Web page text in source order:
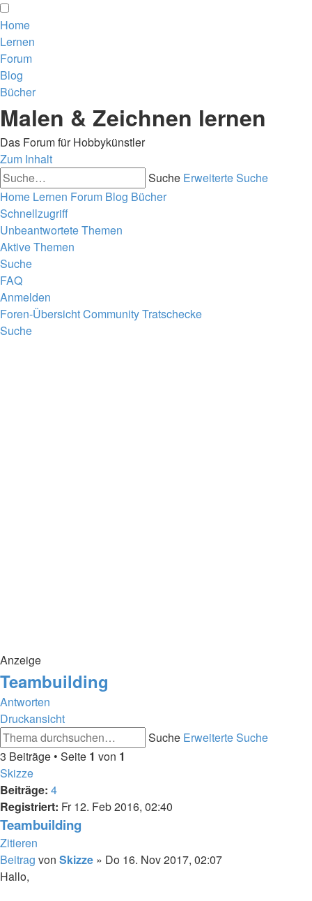
Home
Lernen
Forum
Blog
Bücher
Malen & Zeichnen lernen
Das Forum für Hobbykünstler
Zum Inhalt
Suche Erweiterte Suche
Home Lernen Forum Blog Bücher
Schnellzugriff
Unbeantwortete Themen
Aktive Themen
Suche
FAQ
Anmelden
Foren-ÜbersichtCommunityTratschecke
Suche
Anzeige
Teambuilding
Antworten
Druckansicht
Suche Erweiterte Suche
3 Beiträge • Seite 1 von 1
Skizze
Beiträge: 4
Registriert: Fr 12. Feb 2016, 02:40
Teambuilding
Zitieren
Beitrag von Skizze » Do 16. Nov 2017, 02:07
Hallo,